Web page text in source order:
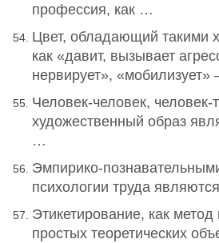
профессия, как …
Цвет, обладающий такими
как «давит, вызывает
нервирует»,
Человек-человек, человек-
художественный образ
…
Эмпирико-
психологии труда
Этикетирование, как метод
простых теоретических